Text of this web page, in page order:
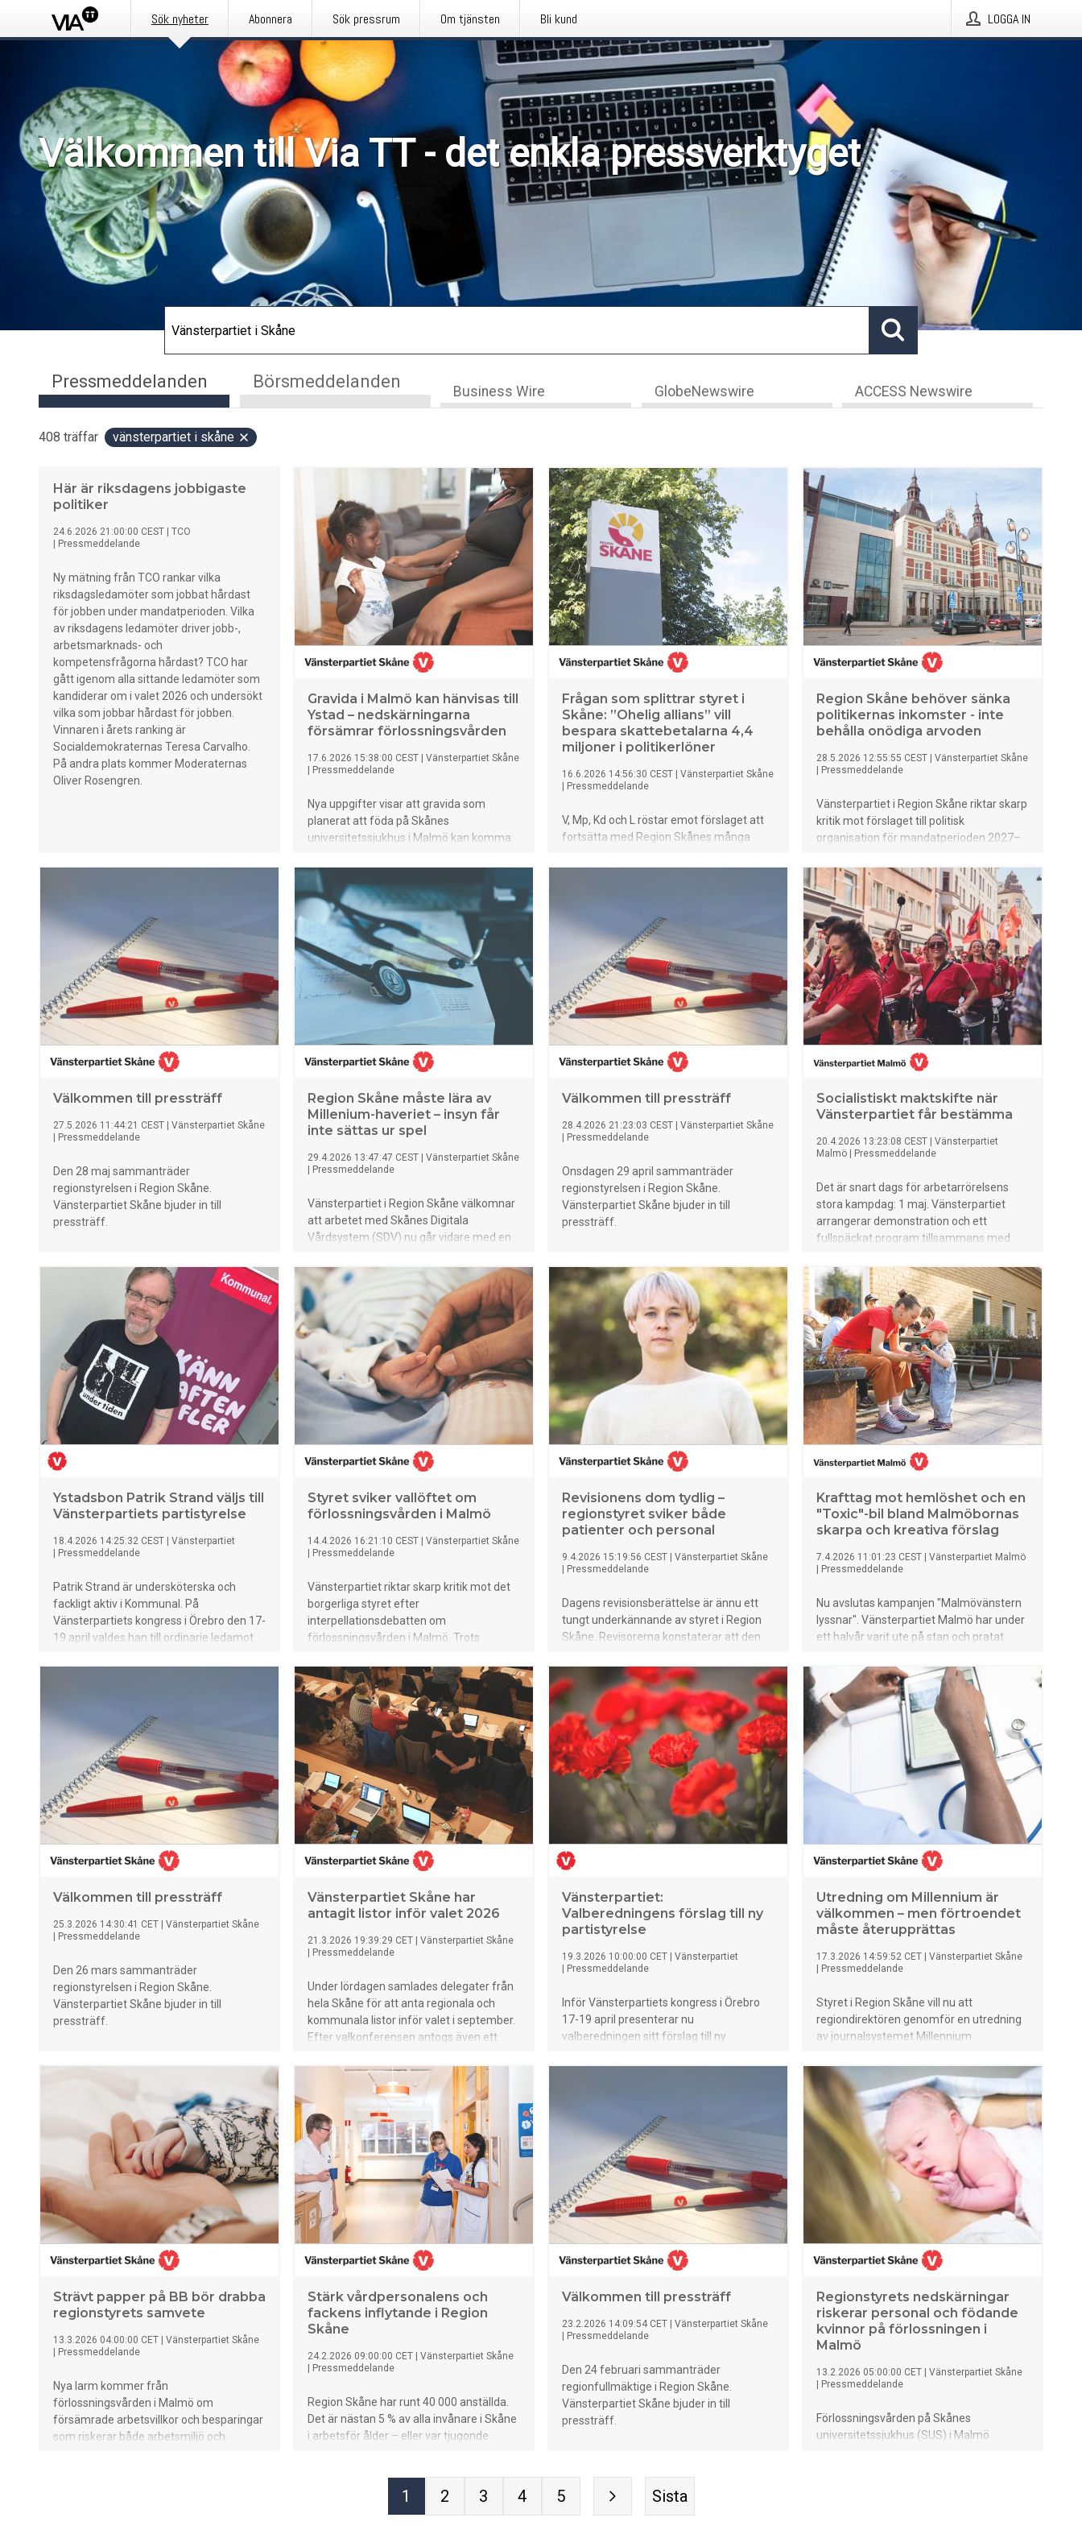
Sök nyheter Abonnera Sök pressrum Om tjänsten Bli kund LOGGA IN
Välkommen till Via TT - det enkla pressverktyget
Pressmeddelanden Börsmeddelanden Business Wire GlobeNewswire ACCESS Newswire
408 träffar vänsterpartiet i skåne
Här är riksdagens jobbigaste
politiker
24.6.2026 21:00:00 CEST
TCO
Pressmeddelande
Ny mätning från TCO rankar vilka
riksdagsledamöter som jobbat hårdast
för jobben under mandatperioden. Vilka
av riksdagens ledamöter driver jobb-,
arbetsmarknads- och
kompetensfrågorna hårdast? TCO har
gått igenom alla sittande ledamöter som
kandiderar om i valet 2026 och undersökt
vilka som jobbar hårdast för jobben.
Vinnaren i årets ranking är
Socialdemokraternas Teresa Carvalho.
På andra plats kommer Moderaternas
Oliver Rosengren.
Gravida i Malmö kan hänvisas till
Ystad – nedskärningarna
försämrar förlossningsvården
17.6.2026 15:38:00 CEST
Vänsterpartiet Skåne
Pressmeddelande
Nya uppgifter visar att gravida som
planerat att föda på Skånes
universitetssjukhus i Malmö kan komma
Bakgrunden är personalbrist och att
antalet tillgängliga förlossningsrum
minskar.
Frågan som splittrar styret i
Skåne: ”Ohelig allians” vill
bespara skattebetalarna 4,4
miljoner i politikerlöner
16.6.2026 14:56:30 CEST
Vänsterpartiet Skåne
Pressmeddelande
V, Mp, Kd och L röstar emot förslaget att
fortsätta med Region Skånes många
dagordningar där bara de fasta
Region Skåne behöver sänka
politikernas inkomster - inte
behålla onödiga arvoden
28.5.2026 12:55:55 CEST
Vänsterpartiet Skåne
Pressmeddelande
Vänsterpartiet i Region Skåne riktar skarp
kritik mot förslaget till politisk
organisation för mandatperioden 2027–
partierna har valt att bevara ett
överdimensionerat system av nämnder
och arvoderade uppdrag istället för att
våga effektivisera den politiska
organisationen.
Välkommen till pressträff
27.5.2026 11:44:21 CEST
Vänsterpartiet Skåne
Pressmeddelande
Den 28 maj sammanträder
regionstyrelsen i Region Skåne.
Vänsterpartiet Skåne bjuder in till
pressträff.
Region Skåne måste lära av
Millenium-haveriet – insyn får
inte sättas ur spel
29.4.2026 13:47:47 CEST
Vänsterpartiet Skåne
Pressmeddelande
Vänsterpartiet i Region Skåne välkomnar
att arbetet med Skånes Digitala
Vårdsystem (SDV) nu går vidare med en
kritik mot hur processen hittills har
hanterats. Partiet menar att bristen på
insyn, transparens och demokratiskt
inflytande har varit ett allvarligt problem
genom hela upphandlingen.
Välkommen till pressträff
28.4.2026 21:23:03 CEST
Vänsterpartiet Skåne
Pressmeddelande
Onsdagen 29 april sammanträder
regionstyrelsen i Region Skåne.
Vänsterpartiet Skåne bjuder in till
pressträff.
Socialistiskt maktskifte när
Vänsterpartiet får bestämma
20.4.2026 13:23:08 CEST
Vänsterpartiet
Malmö
Pressmeddelande
Det är snart dags för arbetarrörelsens
stora kampdag: 1 maj. Vänsterpartiet
arrangerar demonstration och ett
fullspäckat program tillsammans med
Folkhögskola, Allt åt Alla Malmö och ABF
Malmö. Tusentals väntas tåga genom
Malmö under parollen "Malmö för ett
socialistiskt maktskifte". "Vi har fått nog",
säger Vänsterpartiet Malmös ordförande
Tove Karnerud.
Ystadsbon Patrik Strand väljs till
Vänsterpartiets partistyrelse
18.4.2026 14:25:32 CEST
Vänsterpartiet
Pressmeddelande
Patrik Strand är undersköterska och
fackligt aktiv i Kommunal. På
Vänsterpartiets kongress i Örebro den 17-
19 april valdes han till ordinarie ledamot
Styret sviker vallöftet om
förlossningsvården i Malmö
14.4.2026 16:21:10 CEST
Vänsterpartiet Skåne
Pressmeddelande
Vänsterpartiet riktar skarp kritik mot det
borgerliga styret efter
interpellationsdebatten om
förlossningsvården i Malmö. Trots
försvarar styret de förändringar som
försämrar arbetsmiljön för
barnmorskorna, redan slagit sönder
välfungerande nattteam och riskerar
göra sommaren ännu mer pressad på en
redan hårt belastad
förlossningsavdelning.
Revisionens dom tydlig –
regionstyret sviker både
patienter och personal
9.4.2026 15:19:56 CEST
Vänsterpartiet Skåne
Pressmeddelande
Dagens revisionsberättelse är ännu ett
tungt underkännande av styret i Region
Skåne. Revisorerna konstaterar att den
att den interna kontrollen brister och att
uppsikten över verksamheterna fortsatt
inte är tillräcklig. Samtidigt fortsätter
vården att gå med miljardunderskott och
tillgängligheten når inte de mål som
fullmäktige beslutat om.
Krafttag mot hemlöshet och en
"Toxic"-bil bland Malmöbornas
skarpa och kreativa förslag
7.4.2026 11:01:23 CEST
Vänsterpartiet Malmö
Pressmeddelande
Nu avslutas kampanjen "Malmövänstern
lyssnar". Vänsterpartiet Malmö har under
ett halvår varit ute på stan och pratat
enkätsvar från ett tusental. I enkäten
framgår vilka politikområden som
Malmöborna tycker är de viktigaste och
vad de tycker om Malmö.
Välkommen till pressträff
25.3.2026 14:30:41 CET
Vänsterpartiet Skåne
Pressmeddelande
Den 26 mars sammanträder
regionstyrelsen i Region Skåne.
Vänsterpartiet Skåne bjuder in till
pressträff.
Vänsterpartiet Skåne har
antagit listor inför valet 2026
21.3.2026 19:39:29 CET
Vänsterpartiet Skåne
Pressmeddelande
Under lördagen samlades delegater från
hela Skåne för att anta regionala och
kommunala listor inför valet i september.
Efter valkonferensen antogs även ett
Vänsterpartiet:
Valberedningens förslag till ny
partistyrelse
19.3.2026 10:00:00 CET
Vänsterpartiet
Pressmeddelande
Inför Vänsterpartiets kongress i Örebro
17-19 april presenterar nu
valberedningen sitt förslag till ny
kongressperiod.
Utredning om Millennium är
välkommen – men förtroendet
måste återupprättas
17.3.2026 14:59:52 CET
Vänsterpartiet Skåne
Pressmeddelande
Styret i Region Skåne vill nu att
regiondirektören genomför en utredning
av journalsystemet Millennium.
att undersöka möjliga handlingsalternativ
framåt – men menar att beslutet borde
ha kommit betydligt tidigare.
Strävt papper på BB bör drabba
regionstyrets samvete
13.3.2026 04:00:00 CET
Vänsterpartiet Skåne
Pressmeddelande
Nya larm kommer från
förlossningsvården i Malmö om
försämrade arbetsvillkor och besparingar
som riskerar både arbetsmiljö och
Stärk vårdpersonalens och
fackens inflytande i Region
Skåne
24.2.2026 09:00:00 CET
Vänsterpartiet Skåne
Pressmeddelande
Region Skåne har runt 40 000 anställda.
Det är nästan 5 % av alla invånare i Skåne
i arbetsför ålder – eller var tjugonde
del av befolkningen och deras anhöriga.
Välkommen till pressträff
23.2.2026 14:09:54 CET
Vänsterpartiet Skåne
Pressmeddelande
Den 24 februari sammanträder
regionfullmäktige i Region Skåne.
Vänsterpartiet Skåne bjuder in till
pressträff.
Regionstyrets nedskärningar
riskerar personal och födande
kvinnor på förlossningen i
Malmö
13.2.2026 05:00:00 CET
Vänsterpartiet Skåne
Pressmeddelande
Förlossningsvården på Skånes
universitetssjukhus (SUS) i Malmö
1 2 3 4 5 Sista